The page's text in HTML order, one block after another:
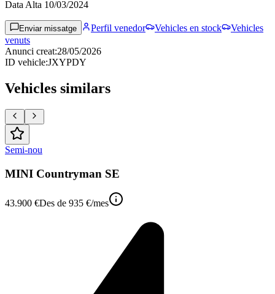
Data Alta 10/03/2024
Enviar missatge Perfil venedor Vehicles en stock
Vehicles
venuts
Anunci creat:28/05/2026
ID vehicle:JXYPDY
Vehicles similars
Semi-nou
MINI Countryman SE
43.900 €Des de 935 €/mes